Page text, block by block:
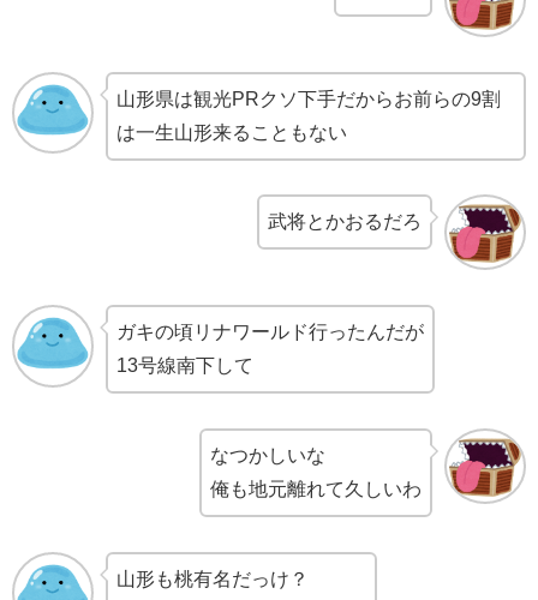
山形県は観光PRクソ下手だからお前らの9割
は一生山形来ることもない
武将とかおるだろ
ガキの頃リナワールド行ったんだが
13号線南下して
なつかしいな
俺も地元離れて久しいわ
山形も桃有名だっけ？